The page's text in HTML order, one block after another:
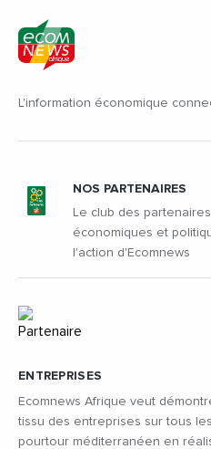
L'information économique
ENTREPRISES
Ecomnews Afrique veut
tissu des entreprises sur tous
pourtour méditerranéen en
NOS PARTENAIRES
Le club des
économiques et
l'action d'Ecomnews